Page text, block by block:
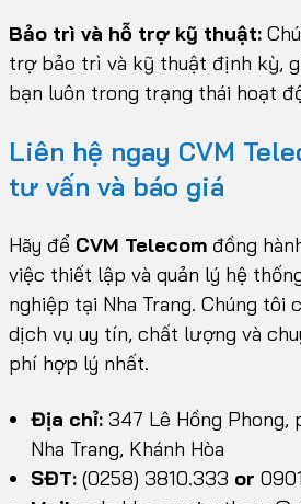
Bảo trì và hỗ trợ kỹ thuật:
trợ bảo trì và kỹ thuật định kỳ,
bạn luôn trong trạng thái hoạt
Liên hệ ngay CVM
tư vấn và báo giá
Hãy để CVM Telecom đồng
việc thiết lập và quản lý hệ
nghiệp tại Nha Trang. Chúng tôi
dịch vụ uy tín, chất lượng và
phí hợp lý nhất.
Địa chỉ: 347 Lê Hồng Phong,
Nha Trang, Khánh Hòa
SĐT: (0258) 3810.333 or